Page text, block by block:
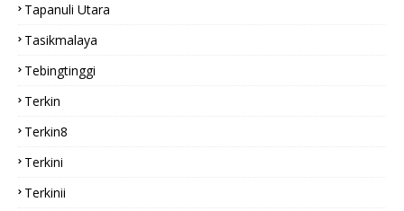
Tapanuli Utara
Tasikmalaya
Tebingtinggi
Terkin
Terkin8
Terkini
Terkinii